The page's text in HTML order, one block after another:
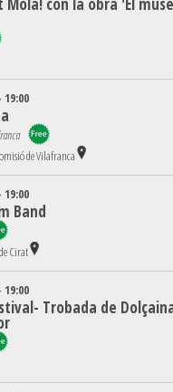
19:00
de Vilafranca
19:00
Band
Cirat
19:00
Trobada de